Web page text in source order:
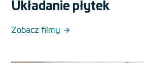
Układanie płytek
Zobacz filmy